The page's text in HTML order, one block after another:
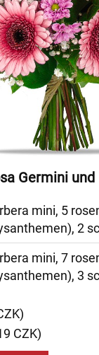
Germini und
mini, 5
2
mini, 7
3
CZK)